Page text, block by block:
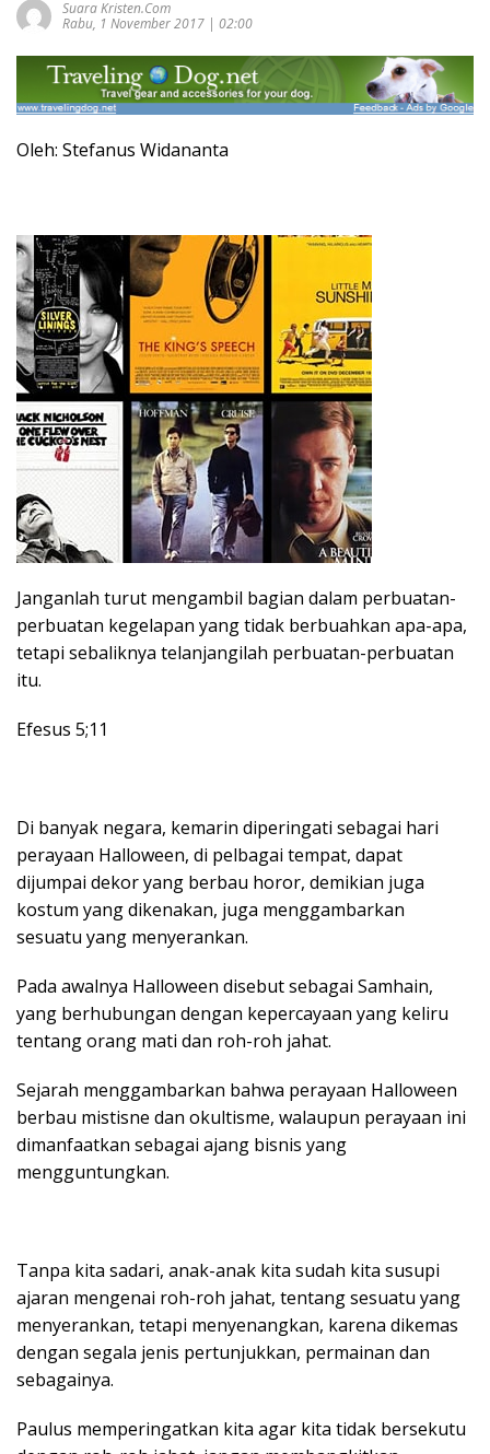
Suara Kristen.com
Rabu, 1 November 2017 | 02:00
Oleh: Stefanus Widananta
Janganlah turut mengambil bagian dalam perbuatan-
perbuatan kegelapan yang tidak berbuahkan apa-apa,
tetapi sebaliknya telanjangilah perbuatan-perbuatan
itu.
Efesus 5;11
Di banyak negara, kemarin diperingati sebagai hari
perayaan Halloween, di pelbagai tempat, dapat
dijumpai dekor yang berbau horor, demikian juga
kostum yang dikenakan, juga menggambarkan
sesuatu yang menyerankan.
Pada awalnya Halloween disebut sebagai Samhain,
yang berhubungan dengan kepercayaan yang keliru
tentang orang mati dan roh-roh jahat.
Sejarah menggambarkan bahwa perayaan Halloween
berbau mistisne dan okultisme, walaupun perayaan ini
dimanfaatkan sebagai ajang bisnis yang
mengguntungkan.
Tanpa kita sadari, anak-anak kita sudah kita susupi
ajaran mengenai roh-roh jahat, tentang sesuatu yang
menyerankan, tetapi menyenangkan, karena dikemas
dengan segala jenis pertunjukkan, permainan dan
sebagainya.
Paulus memperingatkan kita agar kita tidak bersekutu